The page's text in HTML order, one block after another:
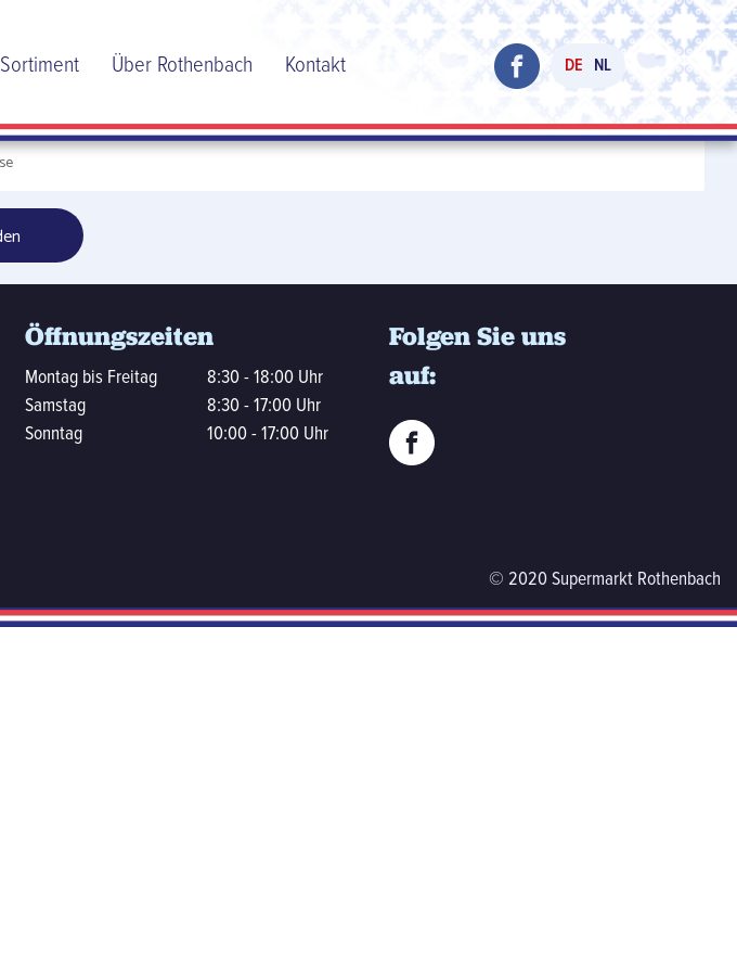
Sortiment Über Rothenbach Kontakt DE NL
Öffnungszeiten
Montag bis Freitag
8:30 - 18:00 Uhr
Samstag
8:30 - 17:00 Uhr
Sonntag
10:00 - 17:00 Uhr
Folgen Sie uns
auf:
© 2020 Supermarkt Rothenbach